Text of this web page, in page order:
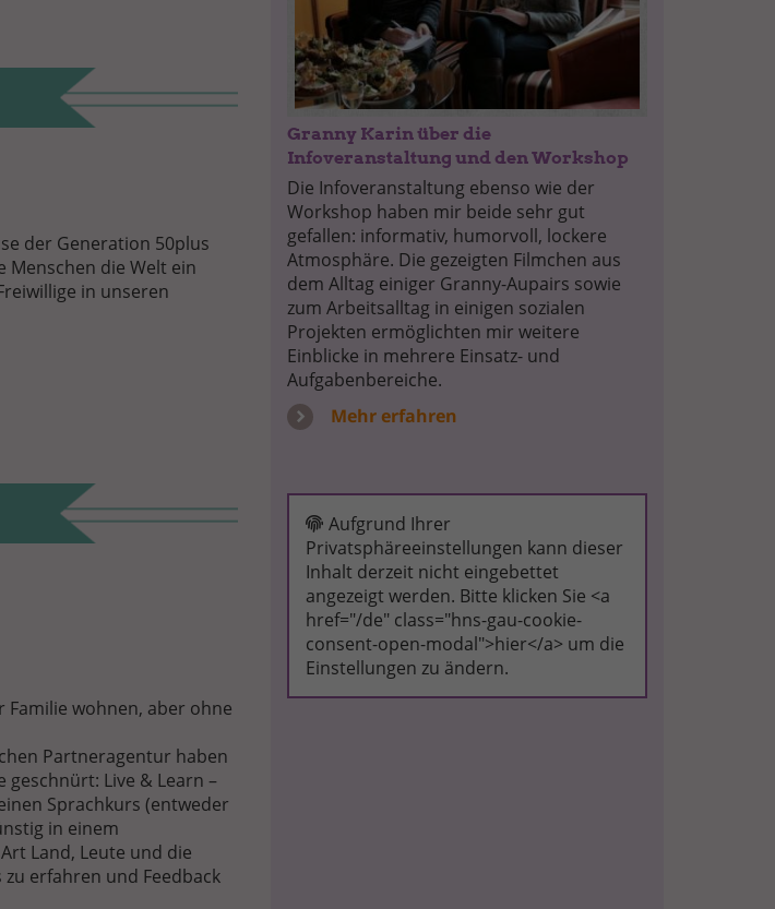
der Generation 50plus
die Welt ein
in unseren
Familie wohnen, aber ohne
Partneragentur haben
geschnürt: Live & Learn –
Sprachkurs (entweder
in einem
Land, Leute und die
erfahren und Feedback
Granny Karin über die
Infoveranstaltung und den Workshop
Die Infoveranstaltung ebenso wie der
Workshop haben mir beide sehr gut
gefallen: informativ, humorvoll, lockere
Atmosphäre. Die gezeigten Filmchen aus
dem Alltag einiger Granny-Aupairs sowie
zum Arbeitsalltag in einigen sozialen
Projekten ermöglichten mir weitere
Einblicke in mehrere Einsatz- und
Aufgabenbereiche.
Mehr erfahren
Aufgrund Ihrer
Privatsphäreeinstellungen kann dieser
Inhalt derzeit nicht eingebettet
angezeigt werden. Bitte klicken Sie <a
href="/de" class="hns-gau-cookie-
consent-open-modal">hier</a> um die
Einstellungen zu ändern.